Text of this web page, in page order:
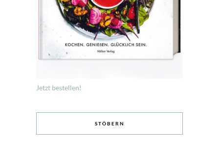
Jetzt bestellen!
STÖBERN